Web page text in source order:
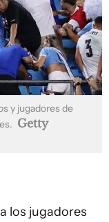
y jugadores de
Getty
los jugadores